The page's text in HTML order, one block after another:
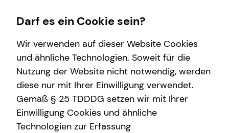
Service
Kundenportal
Schadenabwicklung
Betriebliche Altersvorsorge
Arbeitnehmende
Unternehmen
Finanzberatung
Videoberatung
Spezialisten-Netzwerk
Wissenswertes
Interview
Über tecis
Karriere-Infos
Karrierechancen
Initiativbewerbung
Darf es ein Cookie sein?
Wir verwenden auf dieser Website Cookies
und ähnliche Technologien. Soweit für die
Nutzung der Website nicht notwendig, werden
diese nur mit Ihrer Einwilligung verwendet.
Gemäß § 25 TDDDG setzen wir mit Ihrer
Einwilligung Cookies und ähnliche
Technologien zur Erfassung